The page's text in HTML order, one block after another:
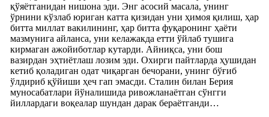
қўяётганидан нишона эди. Энг асосий масала, унинг
ўрнини кўзлаб юриган катта қизидан уни ҳимоя қилиш, ҳар
битта миллат вакилининг, ҳар битта фуқаронинг ҳаёти
мазмунига айланса, уни келажакда етти ўйлаб тушига
кирмаган ажойиботлар кутарди. Айниқса, уни бош
вазирдан эҳтиётлаш лозим эди. Охирги пайтларда ҳушидан
кетиб қоладиган одат чиқарган бечорани, унинг бўғиб
ўлдириб қўйиши ҳеч гап эмасди. Сталин билан Берия
муносабатлари йўналишида ривожланаётган сўнгги
йиллардаги воқеалар шундан дарак бераётганди…